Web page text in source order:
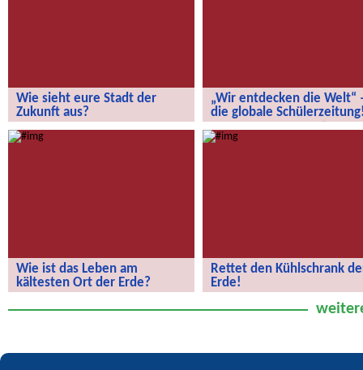
Wie sieht eure Stadt der
Zukunft aus?
Wie sieht eure Stadt der Zukunft aus?
„Wir entdecken die Welt“
die globale
„Wir entdecken die Welt“ – die
globale Schülerzeitung!
Wie ist das Leben am
kältesten Ort der Erde?
der Erde?
Rettet den Kühlschrank
Erde!